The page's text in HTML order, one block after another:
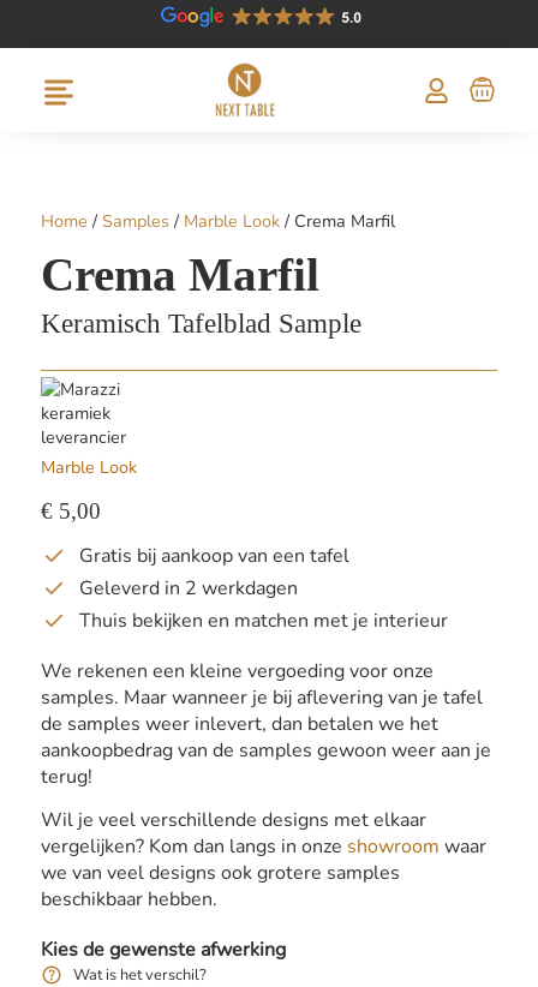
Home /Samples/ Marble Look/ Crema Marfil
Crema Marfil
Keramisch Tafelblad Sample
Marble Look
€5,00
Gratis bij aankoop van een tafel
Geleverd in 2 werkdagen
Thuis bekijken en matchen met je interieur
We rekenen een kleine vergoeding voor onze
samples. Maar wanneer je bij aflevering van je tafel
de samples weer inlevert, dan betalen we het
aankoopbedrag van de samples gewoon weer aan je
terug!
Wil je veel verschillende designs met elkaar
vergelijken? Kom dan langs in onze showroom waar
we van veel designs ook grotere samples
beschikbaar hebben.
Kies de gewenste afwerking
Wat is het verschil?